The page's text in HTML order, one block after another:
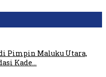
Pimpin Maluku Utara,
Kade…